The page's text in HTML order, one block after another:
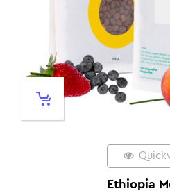
Ethiopia